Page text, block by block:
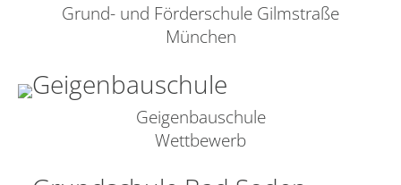
Grund- und Förderschule Gilmstraße
München
Geigenbauschule
Wettbewerb